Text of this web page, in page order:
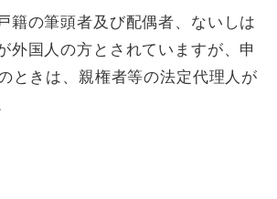
の筆頭者及び配偶者、ないしは
外国人の方とされていますが、申
ときは、親権者等の法定代理人が